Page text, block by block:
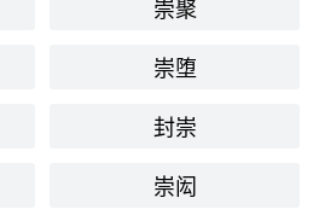
崇聚
崇堕
封崇
崇闳